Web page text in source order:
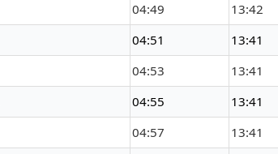
04:49 13:42
04:51 13:41
04:53 13:41
04:55 13:41
04:57 13:41